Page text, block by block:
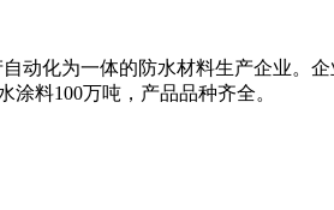
动化为一体的防水材料生产企业。
涂料100万吨，产品品种齐全。